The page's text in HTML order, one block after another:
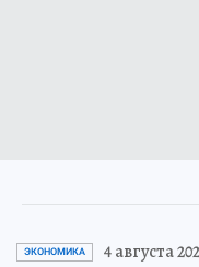
ЭКОНОМИКА 4 августа